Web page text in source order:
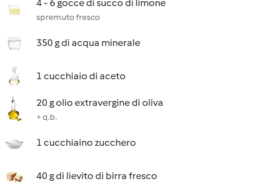
4 - 6 gocce di succo di limone
spremuto fresco
350 g di acqua minerale
1 cucchiaio di aceto
20 g olio extravergine di oliva
+ q.b.
1 cucchiaino zucchero
40 g di lievito di birra fresco